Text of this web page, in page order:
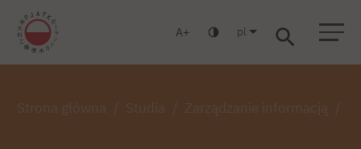
Warszawa Gdańsk Liceum Studia podyplomowe Studia MBA
A pl